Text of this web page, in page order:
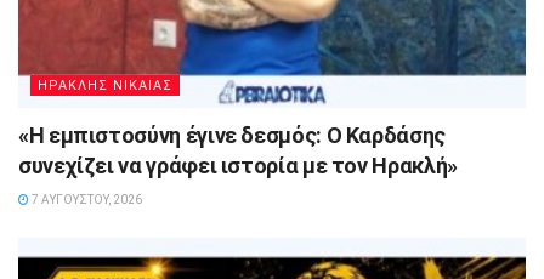
ΗΡΑΚΛΗΣ ΝΙΚΑΙΑΣ
«Η εμπιστοσύνη έγινε δεσμός: Ο Καρδάσης
συνεχίζει να γράφει ιστορία με τον Ηρακλή»
7 ΑΥΓΟΎΣΤΟΥ, 2026